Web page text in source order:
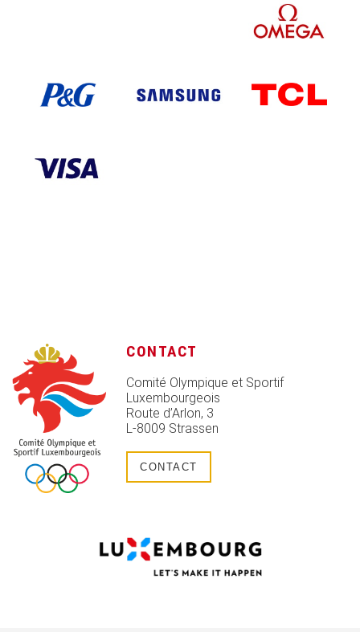
CONTACT
Comité Olympique et Sportif
Luxembourgeois
Route d’Arlon, 3
L-8009 Strassen
CONTACT